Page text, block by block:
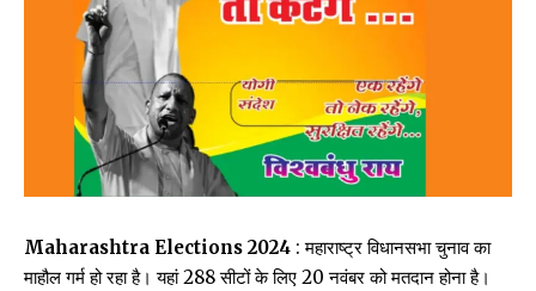
Maharashtra Elections 2024 : महाराष्ट्र विधानसभा चुनाव का
माहौल गर्म हो रहा है। यहां 288 सीटों के लिए 20 नवंबर को मतदान होना है।